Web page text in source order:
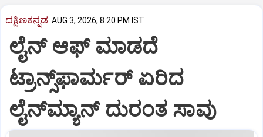
ದಕ್ಷಿಣಕನ್ನಡ AUG 3, 2026, 8:20 PM IST
ಲೈನ್ ಆಫ್ ಮಾಡದೆ
ಟ್ರಾನ್ಸ್‌ಫಾರ್ಮರ್ ಏರಿದ
ಲೈನ್‌ಮ್ಯಾನ್ ದುರಂತ ಸಾವು